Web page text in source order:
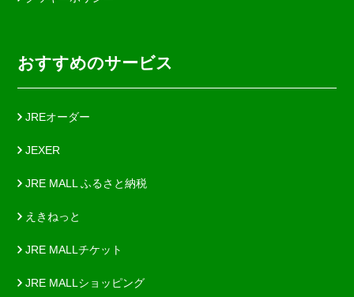
おすすめのサービス
JREオーダー
JEXER
JRE MALL ふるさと納税
えきねっと
JRE MALLチケット
JRE MALLショッピング